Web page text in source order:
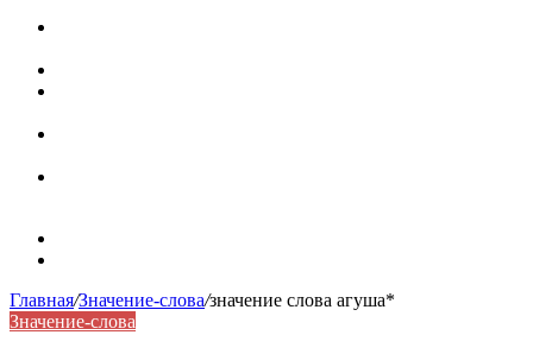
Главная/Значение-слова/значение слова агуша*
Значение-слова